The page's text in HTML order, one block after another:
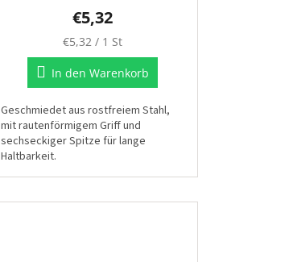
€5,32
Verkaufspreis:
€5,32 / 1 St
In den Warenkorb
Geschmiedet aus rostfreiem Stahl,
mit rautenförmigem Griff und
sechseckiger Spitze für lange
Haltbarkeit.